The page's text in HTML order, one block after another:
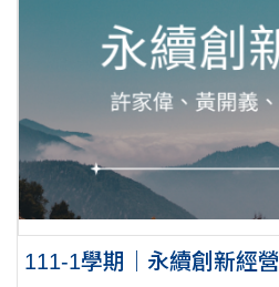
111-1學期｜永續創新經營